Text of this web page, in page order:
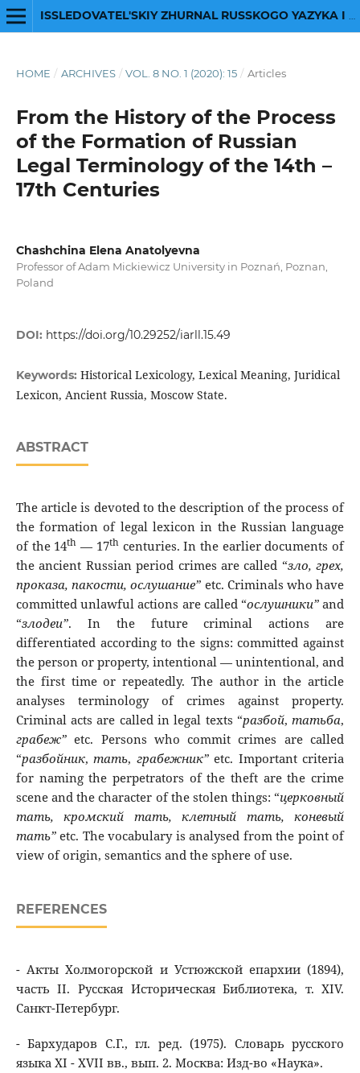
HOME / ARCHIVES / VOL. 8 NO. 1 (2020): 15 / Articles
From the History of the Process
of the Formation of Russian
Legal Terminology of the 14th –
17th Centuries
Chashchina Elena Anatolyevna
Professor of Adam Mickiewicz University in Poznań, Poznan,
Poland
DOI: https://doi.org/10.29252/iarll.15.49
Keywords: Historical Lexicology, Lexical Meaning, Juridical
Lexicon, Ancient Russia, Moscow State.
ABSTRACT
The article is devoted to the description of the process of
the formation of legal lexicon in the Russian language
of the 14th — 17thcenturies. In the earlier documents of
the ancient Russian period crimes are called “зло,грех,
проказа,пакости,ослушание” etc. Criminals who have
committed unlawful actions are called “ослушники”and
“злодеи”. In the future criminal actions are
differentiated according to the signs: committed against
the person or property, intentional — unintentional, and
the first time or repeatedly. The author in the article
analyses terminology of crimes against property.
Criminal acts are called in legal texts “разбой,татьба,
грабеж”etc. Persons who commit crimes are called
“разбойник,тать, грабежник”etc. Important criteria
for naming the perpetrators of the theft are the crime
scene and the character of the stolen things: “церковный
тать,кромский тать,клетный тать,коневый
тать”etc. The vocabulary is analysed from the point of
view of origin, semantics and the sphere of use.
REFERENCES
- Акты Холмогорской и Устюжской епархии (1894),
часть II. Русская Историческая Библиотека, т. XIV.
Санкт-Петербург.
- Бархударов С.Г., гл. ред. (1975). Словарь русского
языка XI - XVII вв., вып. 2. Москва: Изд-во «Наука».